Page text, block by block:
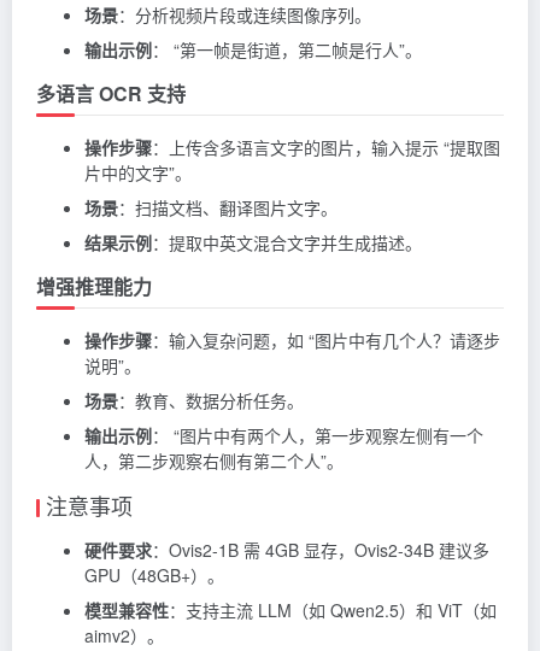
场景：分析视频片段或连续图像序列。
输出示例： “第一帧是街道，第二帧是行人”。
多语言 OCR 支持
操作步骤：上传含多语言文字的图片，输入提示 “提取图
片中的文字”。
场景：扫描文档、翻译图片文字。
结果示例：提取中英文混合文字并生成描述。
增强推理能力
操作步骤：输入复杂问题，如 “图片中有几个人？请逐步
说明”。
场景：教育、数据分析任务。
输出示例： “图片中有两个人，第一步观察左侧有一个
人，第二步观察右侧有第二个人”。
注意事项
硬件要求：Ovis2-1B 需 4GB 显存，Ovis2-34B 建议多
GPU（48GB+）。
模型兼容性：支持主流 LLM（如 Qwen2.5）和 ViT（如
aimv2）。